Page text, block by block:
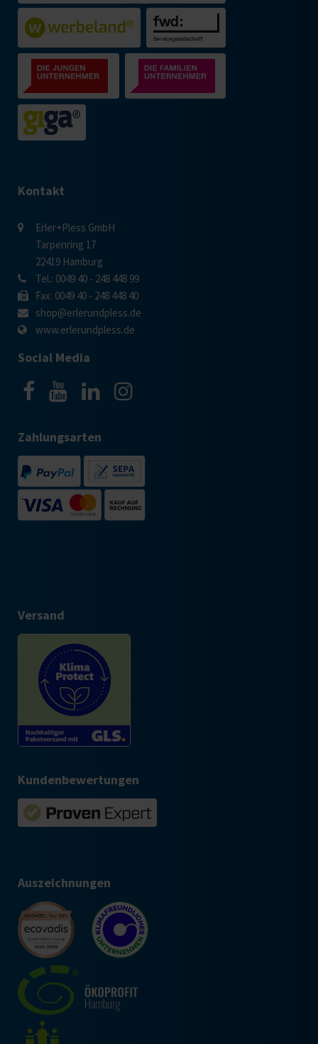
Kontakt
Erler+Pless GmbH
Tarpenring 17
22419 Hamburg
Tel.: 0049 40 - 248 448 99
Fax: 0049 40 - 248 448 40
shop@erlerundpless.de
www.erlerundpless.de
Social Media
Zahlungsarten
Versand
Kundenbewertungen
Auszeichnungen